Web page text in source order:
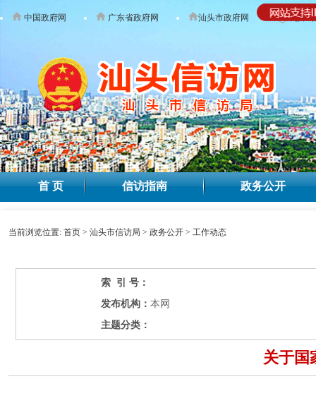
中国政府网 广东省政府网 汕头市政府网 无障
首 页 信访指南 政务公开
当前浏览位置: 首页 > 汕头市信访局 > 政务公开 > 工作动态
索 引 号：
发布机构： 本网
主题分类：
关于国